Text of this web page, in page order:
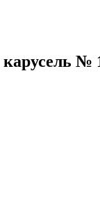
карусель